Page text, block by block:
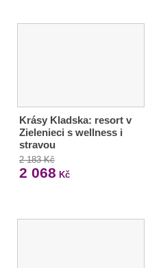
Krásy Kladska: resort v
Zielenieci s wellness i
stravou
2 183 Kč
2 068 Kč